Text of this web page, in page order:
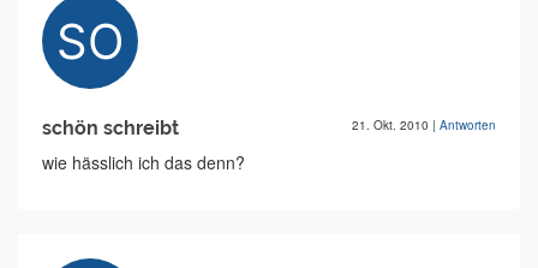
schön schreibt 21. Okt. 2010 | Antworten
wie hässlich ich das denn?